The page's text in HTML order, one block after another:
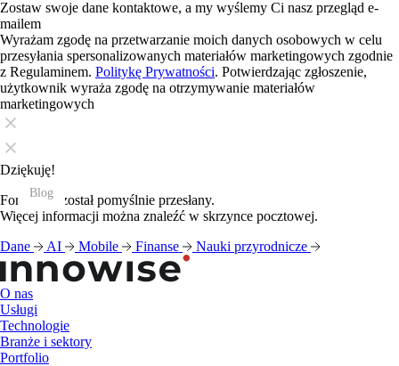
Zostaw swoje dane kontaktowe, a my wyślemy Ci nasz przegląd e-
mailem
Wyrażam zgodę na przetwarzanie moich danych osobowych w celu
przesyłania spersonalizowanych materiałów marketingowych zgodnie
z Regulaminem. Politykę Prywatności. Potwierdzając zgłoszenie,
użytkownik wyraża zgodę na otrzymywanie materiałów
marketingowych
Dziękuję!
Formularz został pomyślnie przesłany.
Więcej informacji można znaleźć w skrzynce pocztowej.
Dane
AI Mobile Finanse Nauki przyrodnicze
O nas
Usługi
Technologie
Branże i sektory
Portfolio
Blog
Blog
Blog
Blog
Blog
Blog
Blog
Blog
Blog
Blog
Blog
Blog